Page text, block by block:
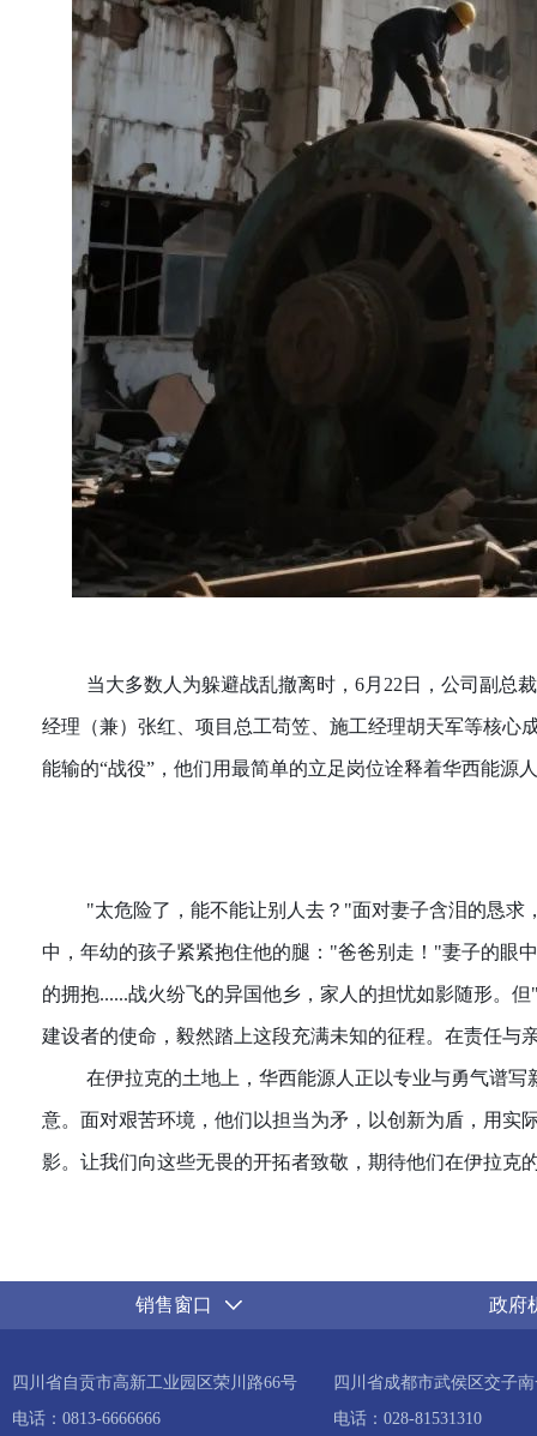
当大多数人为躲避战乱撤离时，6月22日，公司副总
经理（兼）张红、项目总工苟笠、施工经理胡天军等核心
能输的“战役”，他们用最简单的立足岗位诠释着华西能源
"太危险了，能不能让别人去？"面对妻子含泪的恳
中，年幼的孩子紧紧抱住他的腿："爸爸别走！"妻子的眼
的拥抱......战火纷飞的异国他乡，家人的担忧如影随形。
建设者的使命，毅然踏上这段充满未知的征程。在责任与
在伊拉克的土地上，华西能源人正以专业与勇气谱
意。面对艰苦环境，他们以担当为矛，以创新为盾，用实
影。让我们向这些无畏的开拓者致敬，期待他们在伊拉
销售窗口 政府
四川省自贡市高新工业园区荣川路66号
电话：0813-6666666
四川省成都市武侯区交子
电话：028-81531310